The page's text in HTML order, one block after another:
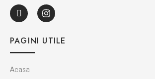
PAGINI UTILE
Acasa